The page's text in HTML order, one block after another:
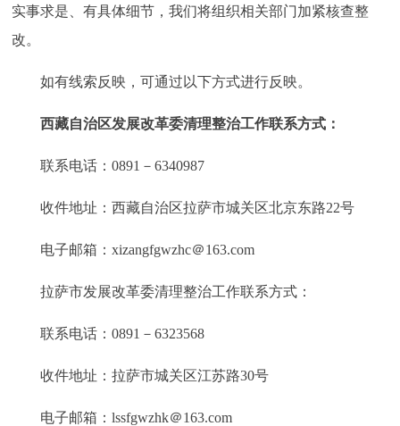
实事求是、有具体细节，我们将组织相关部门加紧核查整
改。
如有线索反映，可通过以下方式进行反映。
西藏自治区发展改革委清理整治工作联系方式：
联系电话：0891－6340987
收件地址：西藏自治区拉萨市城关区北京东路22号
电子邮箱：xizangfgwzhc＠163.com
拉萨市发展改革委清理整治工作联系方式：
联系电话：0891－6323568
收件地址：拉萨市城关区江苏路30号
电子邮箱：lssfgwzhk＠163.com